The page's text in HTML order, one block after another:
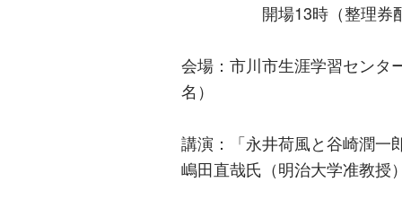
開場13時（整理券配布
会場：市川市生涯学習センタ
名）
講演：「永井荷風と谷崎潤
嶋田直哉氏（明治大学准教授